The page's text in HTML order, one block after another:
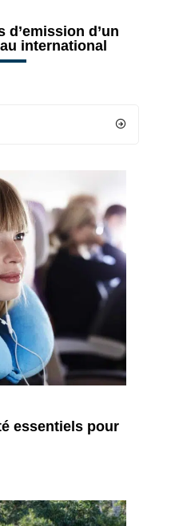
d’emission d’un
international
essentiels pour